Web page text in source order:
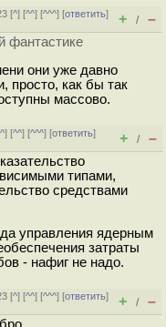
[^] [^^] [^^^] [ответить]
+ / –
фантастике
они уже давно
просто, как бы так
массово.
^] [^^] [^^^] [ответить]
+ / –
типами,
средствами
управления ядерным
затраты
- нафиг не надо.
[^] [^^] [^^^] [ответить]
+ / –